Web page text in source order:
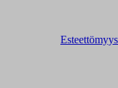
Esteettömyys